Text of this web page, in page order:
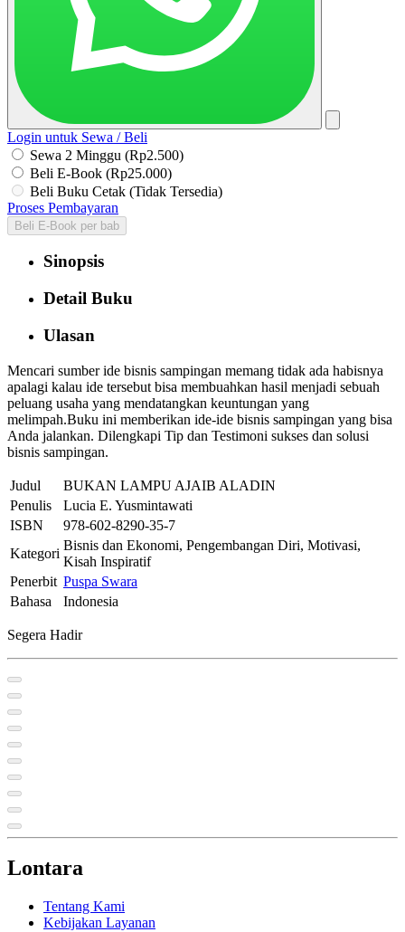
Login untuk Sewa / Beli
Sewa 2 Minggu (Rp2.500)
Beli E-Book (Rp25.000)
Beli Buku Cetak (Tidak Tersedia)
Proses Pembayaran
Beli E-Book per bab
Sinopsis
Detail Buku
Ulasan
Mencari sumber ide bisnis sampingan memang tidak ada habisnya
apalagi kalau ide tersebut bisa membuahkan hasil menjadi sebuah
peluang usaha yang mendatangkan keuntungan yang
melimpah.Buku ini memberikan ide-ide bisnis sampingan yang bisa
Anda jalankan. Dilengkapi Tip dan Testimoni sukses dan solusi
bisnis sampingan.
Judul
BUKAN LAMPU AJAIB ALADIN
Penulis
Lucia E. Yusmintawati
ISBN
978-602-8290-35-7
Kategori
Bisnis dan Ekonomi, Pengembangan Diri, Motivasi,
Kisah Inspiratif
Penerbit Puspa Swara
Bahasa
Indonesia
Segera Hadir
Lontara
Tentang Kami
Kebijakan Layanan